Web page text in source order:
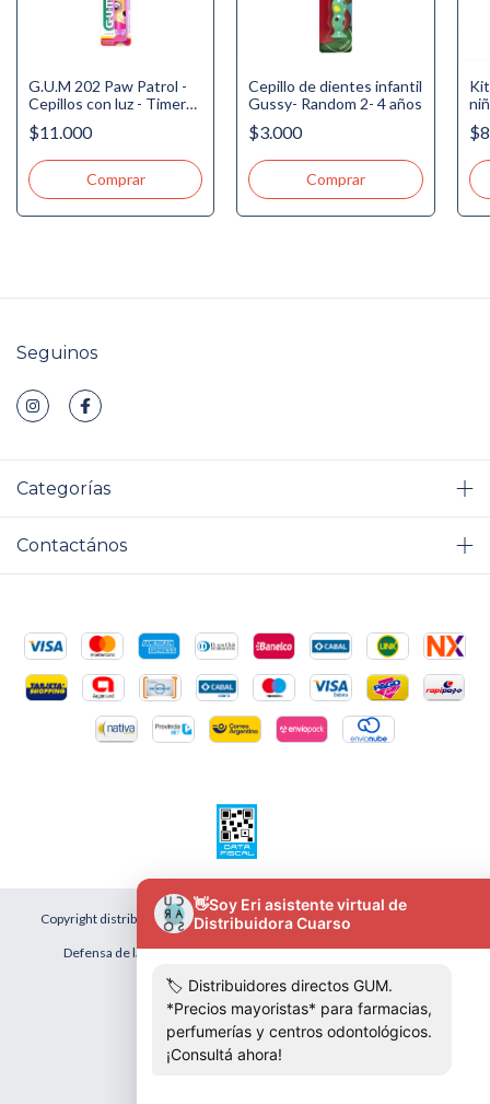
G.U.M 202 Paw Patrol -
Cepillos con luz - Timer
Light - Cepillo Suave para
Niños +3 años NUEVO!
$11.000
Cepillo de dientes infantil
Gussy- Random 2- 4 años
$3.000
Seguinos
Categorías
Contactános
Copyright distribuidora cuarso - 2026. Todos los derechos reservados.
Defensa de las y los consumidores. Para reclamosingresá acá.
Botón de arrepentimiento